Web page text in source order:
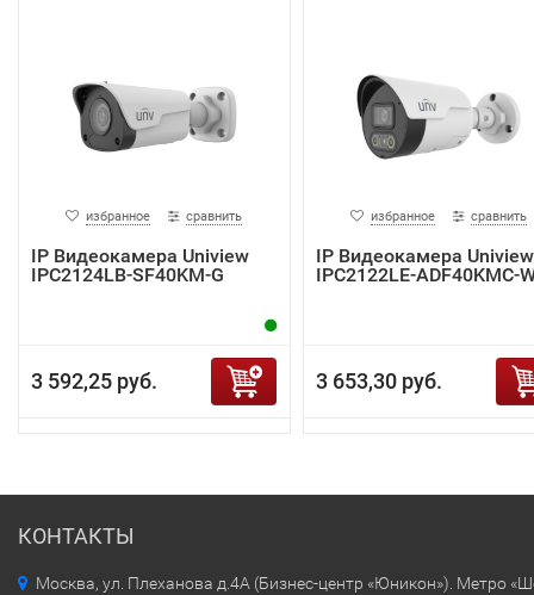
избранное сравнить
IP Видеокамера Uniview
IPC2124LB-SF40KM-G
3 592,25 руб.
избранное сравнить
IP Видеокамера Uniview
IPC2122LE-ADF40KMC-
3 653,30 руб.
КОНТАКТЫ
Москва, ул. Плеханова д.4А (Бизнес-центр «Юникон»). Метро